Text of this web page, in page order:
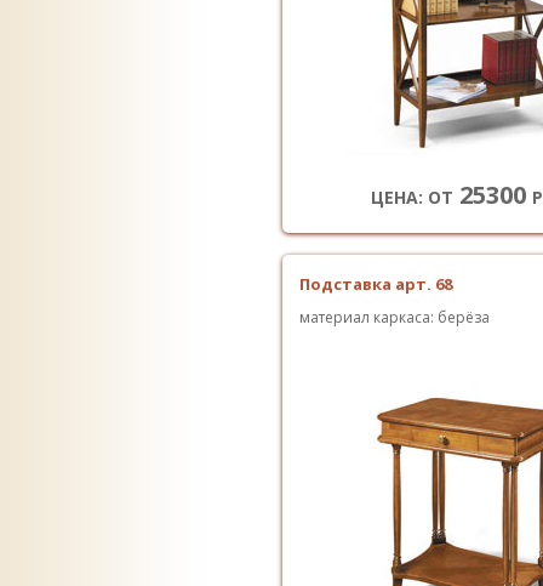
ЦЕНА: ОТ 25300
Подставка арт. 68
материал каркаса: берёза